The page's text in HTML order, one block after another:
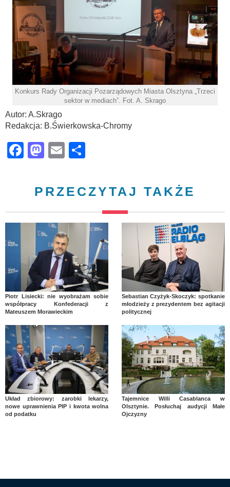
Konkurs Rady Organizacji Pozarządowych Miasta Olsztyna „Trzeci
sektor w mediach”. Fot. A. Skrago
Autor: A.Skrago
Redakcja: B.Świerkowska-Chromy
Facebook
Mastodon
Email
PRZECZYTAJ TAKŻE
Piotr Lisiecki: nie wyobrażam sobie
współpracy Konfederacji z
Mateuszem Morawieckim
Sebastian Czyżyk-Skoczyk: spotkanie
młodzieży z prezydentem bez agitacji
politycznej
Układ zbiorowy: zarobki lekarzy,
nowe uprawnienia PIP i kwota wolna
od podatku
Tajemnice Willi Casablanca w
Olsztynie. Posłuchaj audycji Małe
Ojczyzny